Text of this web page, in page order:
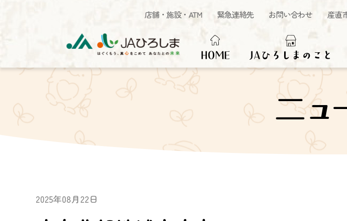
店舗・施設・ATM 緊急連絡先 お問い合わせ 産直
HOME JAひろしまのこと
ニュ
2025年08月22日